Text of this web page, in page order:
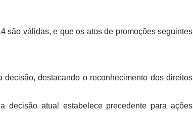
são válidas, e que os atos de promoções seguintes
destacando o reconhecimento dos direitos
decisão atual estabelece precedente para ações